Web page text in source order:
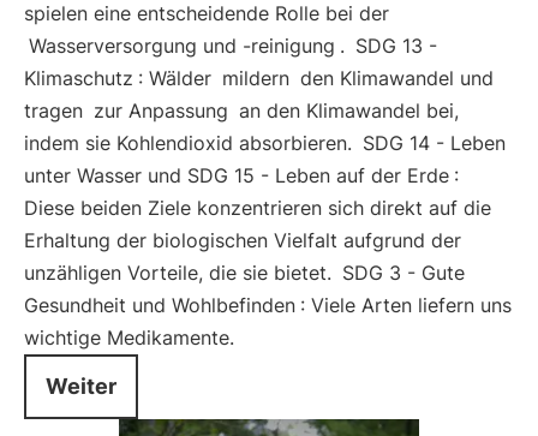
spielen eine entscheidende Rolle bei der
Wasserversorgung und -reinigung . SDG 13 -
Klimaschutz : Wälder mildern den Klimawandel und
tragen zur Anpassung an den Klimawandel bei,
indem sie Kohlendioxid absorbieren. SDG 14 - Leben
unter Wasser und SDG 15 - Leben auf der Erde :
Diese beiden Ziele konzentrieren sich direkt auf die
Erhaltung der biologischen Vielfalt aufgrund der
unzähligen Vorteile, die sie bietet. SDG 3 - Gute
Gesundheit und Wohlbefinden : Viele Arten liefern uns
wichtige Medikamente.
Weiter